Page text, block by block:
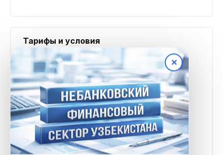
Тарифы и условия
Минимальная
сумма
300 000 UZS
Максимальная
сумма
17 000 000 UZS
Процентная
от 0,2% в сутки
✕